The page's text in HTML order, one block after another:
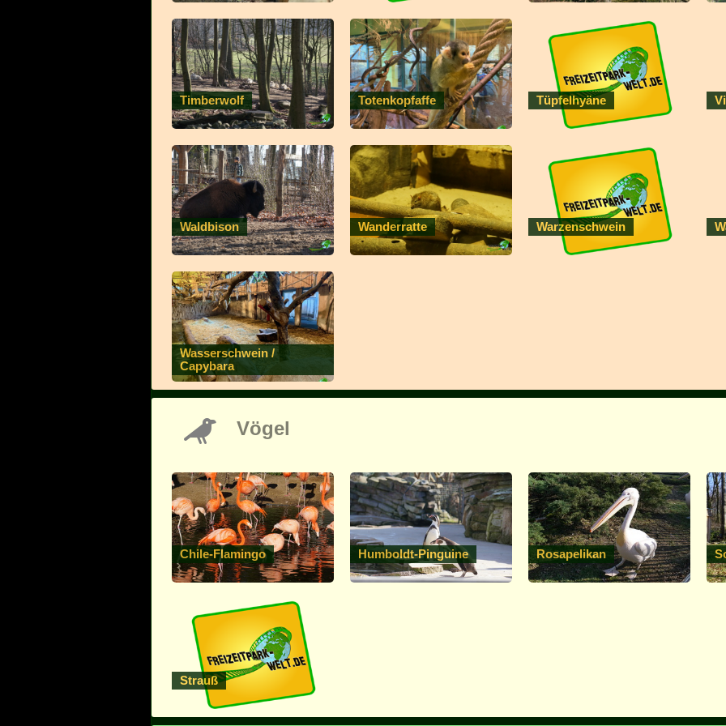
Timberwolf Totenkopfaffe Tüpfelhyäne
Waldbison Wanderratte Warzenschwein
Wasserschwein /
Capybara
Vögel
Chile-Flamingo Humboldt-Pinguine Rosapelikan
Strauß